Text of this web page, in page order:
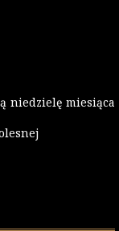
niedzielę miesiąca